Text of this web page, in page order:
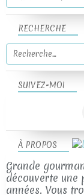
SUIVEZ-MOI
RECHERCHE
À PROPOS
Grande
découverte une
années. Vous